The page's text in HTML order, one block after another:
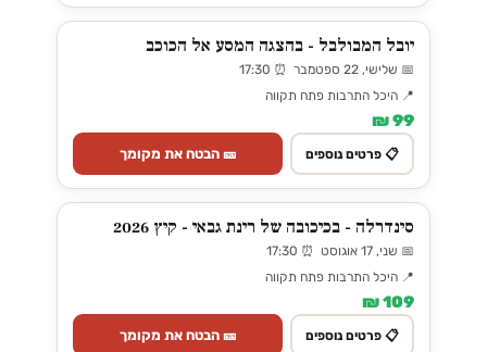
יובל המבולבל - בהצגה המסע אל הכוכב
📅 שלישי, 22 ספטמבר ⏰ 17:30
📍 היכל התרבות פתח תקווה
99 ₪
📋 פרטים נוספים 🎫 הבטח את מקומך
סינדרלה - בכיכובה של רינת גבאי - קיץ 2026
📅 שני, 17 אוגוסט ⏰ 17:30
📍 היכל התרבות פתח תקווה
109 ₪
📋 פרטים נוספים 🎫 הבטח את מקומך